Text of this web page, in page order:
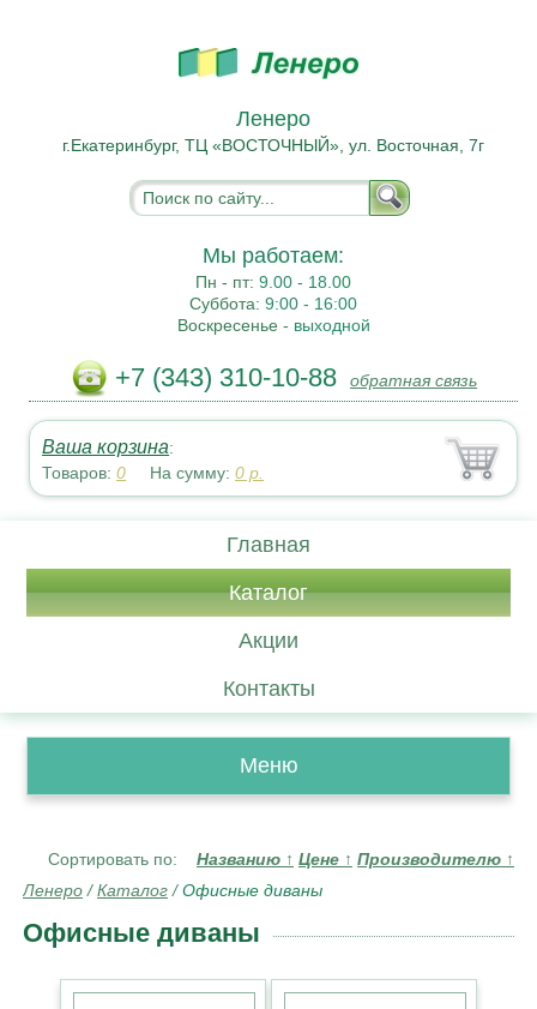
Ленеро
г.Екатеринбург, ТЦ «ВОСТОЧНЫЙ», ул. Восточная, 7г
Мы работаем:
Пн - пт:9.00 - 18.00
Суббота:9:00 - 16:00
Воскресенье - выходной
+7 (343) 310-10-88 обратная связь
Ваша корзина:
Товаров:0 На сумму:0 р.
Главная
Каталог
Акции
Контакты
Меню
Сортировать по: Названию ↑ Цене ↑ Производителю ↑
Ленеро /Каталог /Офисные диваны
Офисные диваны